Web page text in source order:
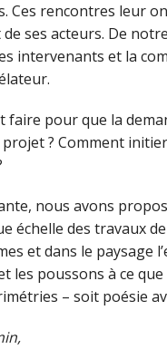
Ces rencontres leur
ses acteurs. De
intervenants et la
faire pour que la
? Comment
nous avons
échelle des travaux
et dans le paysage
les poussons à ce
– soit poésie